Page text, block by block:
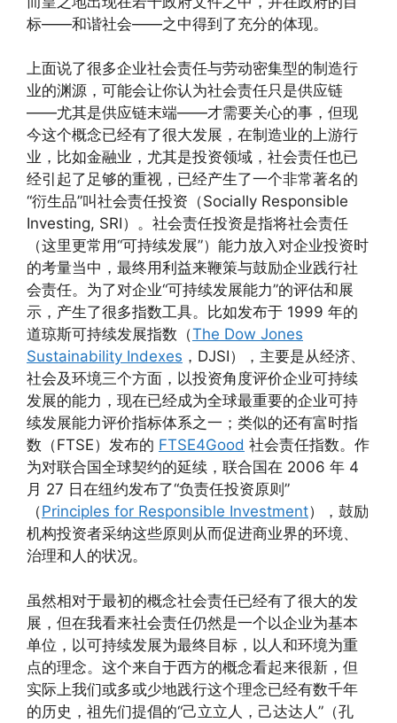
标——和谐社会——之中得到了充分的体现。
上面说了很多企业社会责任与劳动密集型的制造行
业的渊源，可能会让你认为社会责任只是供应链
——尤其是供应链末端——才需要关心的事，但现
今这个概念已经有了很大发展，在制造业的上游行
业，比如金融业，尤其是投资领域，社会责任也已
经引起了足够的重视，已经产生了一个非常著名的
“衍生品”叫社会责任投资（Socially Responsible
Investing, SRI）。社会责任投资是指将社会责任
（这里更常用“可持续发展”）能力放入对企业投资时
的考量当中，最终用利益来鞭策与鼓励企业践行社
会责任。为了对企业“可持续发展能力”的评估和展
示，产生了很多指数工具。比如发布于 1999 年的
道琼斯可持续发展指数（The Dow Jones
Sustainability Indexes ，DJSI），主要是从经济、
社会及环境三个方面，以投资角度评价企业可持续
发展的能力，现在已经成为全球最重要的企业可持
续发展能力评价指标体系之一；类似的还有富时指
数（FTSE）发布的 FTSE4Good 社会责任指数。作
为对联合国全球契约的延续，联合国在 2006 年 4
月 27 日在纽约发布了“负责任投资原则”
（Principles for Responsible Investment），鼓励
机构投资者采纳这些原则从而促进商业界的环境、
治理和人的状况。
虽然相对于最初的概念社会责任已经有了很大的发
展，但在我看来社会责任仍然是一个以企业为基本
单位，以可持续发展为最终目标，以人和环境为重
点的理念。这个来自于西方的概念看起来很新，但
实际上我们或多或少地践行这个理念已经有数千年
的历史，祖先们提倡的“己立立人，己达达人”（孔